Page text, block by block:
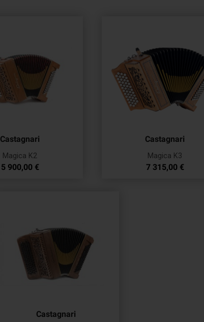
Castagnari
Magica K2
Prix
5 900,00 €
Castagnari
Magica K3
Prix
7 315,00 €
Castagnari